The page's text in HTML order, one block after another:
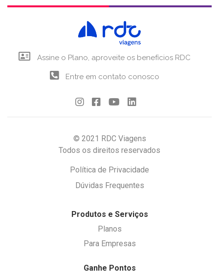
Assine o Plano, aproveite os benefícios RDC
Entre em contato conosco
© 2021 RDC Viagens
Todos os direitos reservados
Política de Privacidade
Dúvidas Frequentes
Produtos e Serviços
Planos
Para Empresas
Ganhe Pontos